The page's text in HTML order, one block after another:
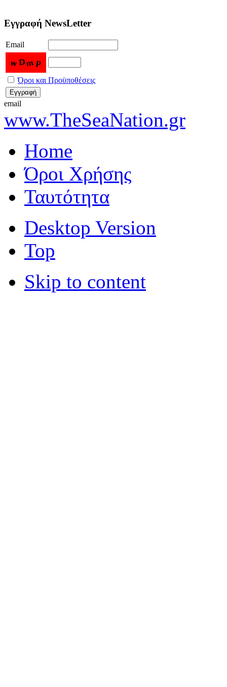
Εγγραφή NewsLetter
Email
Όροι και Προϋποθέσεις
email
www.TheSeaNation.gr
Home
Όροι Χρήσης
Ταυτότητα
Desktop Version
Top
Skip to content